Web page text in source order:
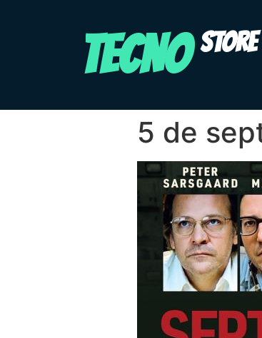
TECNO STORE
5 de